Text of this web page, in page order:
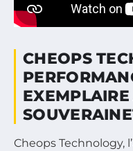
CHEOPS
Cheops Technology,